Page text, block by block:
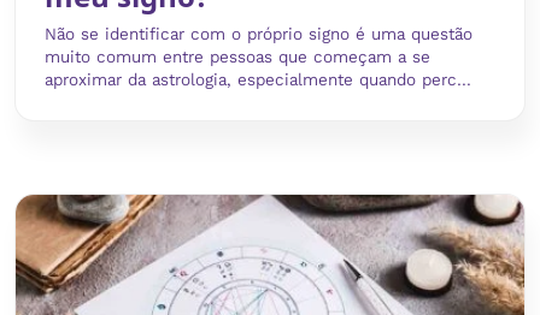
Não se identificar com o próprio signo é uma questão
muito comum entre pessoas que começam a se
aproximar da astrologia, especialmente quando perc...